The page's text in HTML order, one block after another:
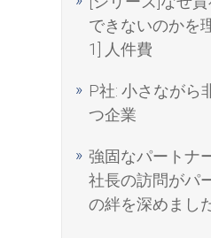
できないのかを
1] 人件費
P社: 小さながら
つ企業
強固なパートナ
社長の訪問がパ
の絆を深めまし